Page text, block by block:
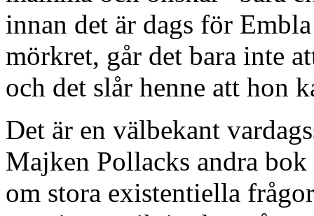
innan det är dags för
mörkret, går det bara inte
och det slår henne att hon
Det är en välbekant
Majken Pollacks andra
om stora existentiella